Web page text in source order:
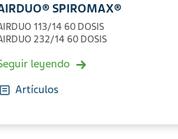
SPIROMAX®
113/14 60 DOSIS
232/14 60 DOSIS
leyendo
Artículos